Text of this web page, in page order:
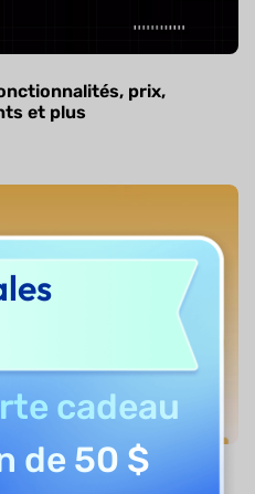
prix,
et plus
à NotebookLM
cadeau
de 50 $